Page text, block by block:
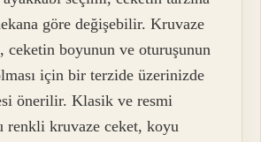
göre değişebilir. Kruvaze
ceketin boyunun ve oturuşunun
için bir terzide üzerinizde
önerilir. Klasik ve resmi
renkli kruvaze ceket, koyu